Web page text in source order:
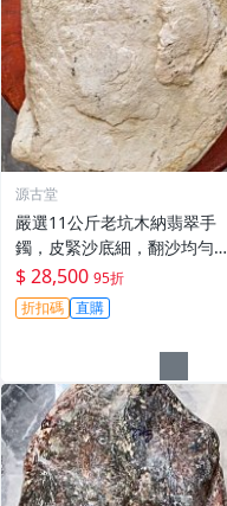
源古堂
嚴選11公斤老坑木納翡翠手
鐲，皮緊沙底細，翻沙均勻，
適合收藏家鐲#翡翠 手鐲 玉石
$ 28,500 95折
折扣碼 直購